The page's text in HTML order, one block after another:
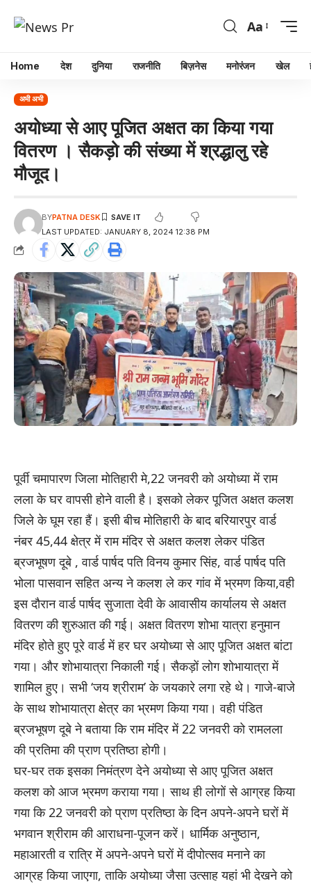
Aa
Home देश दुनिया राजनीति बिज़नेस मनोरंजन खेल
अभी अभी
अयोध्या से आए पूजित अक्षत का किया गया
वितरण । सैकड़ो की संख्या में श्रद्धालु रहे
मौजूद।
LAST UPDATED: JANUARY 8, 2024 12:38 PM
BYPATNA DESK
पूर्वी चमापारण जिला मोतिहारी मे,22 जनवरी को अयोध्या में राम
लला के घर वापसी होने वाली है। इसको लेकर पूजित अक्षत कलश
जिले के घूम रहा हैं। इसी बीच मोतिहारी के बाद बरियारपुर वार्ड
नंबर 45,44 क्षेत्र में राम मंदिर से अक्षत कलश लेकर पंडित
ब्रजभूषण दूबे , वार्ड पार्षद पति विनय कुमार सिंह, वार्ड पार्षद पति
भोला पासवान सहित अन्य ने कलश ले कर गांव में भ्रमण किया,वही
इस दौरान वार्ड पार्षद सुजाता देवी के आवासीय कार्यालय से अक्षत
वितरण की शुरुआत की गई। अक्षत वितरण शोभा यात्रा हनुमान
मंदिर होते हुए पूरे वार्ड में हर घर अयोध्या से आए पूजित अक्षत बांटा
गया। और शोभायात्रा निकाली गई। सैकड़ों लोग शोभायात्रा में
शामिल हुए। सभी ‘जय श्रीराम’ के जयकारे लगा रहे थे। गाजे-बाजे
के साथ शोभायात्रा क्षेत्र का भ्रमण किया गया। वही पंडित
ब्रजभूषण दूबे ने बताया कि राम मंदिर में 22 जनवरी को रामलला
की प्रतिमा की प्राण प्रतिष्ठा होगी।
घर-घर तक इसका निमंत्रण देने अयोध्या से आए पूजित अक्षत
कलश को आज भ्रमण कराया गया। साथ ही लोगों से आग्रह किया
गया कि 22 जनवरी को प्राण प्रतिष्ठा के दिन अपने-अपने घरों में
भगवान श्रीराम की आराधना-पूजन करें। धार्मिक अनुष्ठान,
महाआरती व रात्रि में अपने-अपने घरों में दीपोत्सव मनाने का
आग्रह किया जाएगा, ताकि अयोध्या जैसा उत्साह यहां भी देखने को